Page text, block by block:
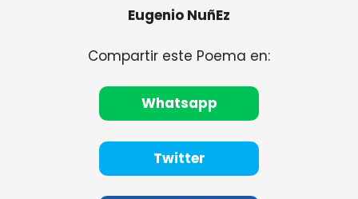
Eugenio NuñEz
Compartir este Poema en:
Whatsapp
Twitter